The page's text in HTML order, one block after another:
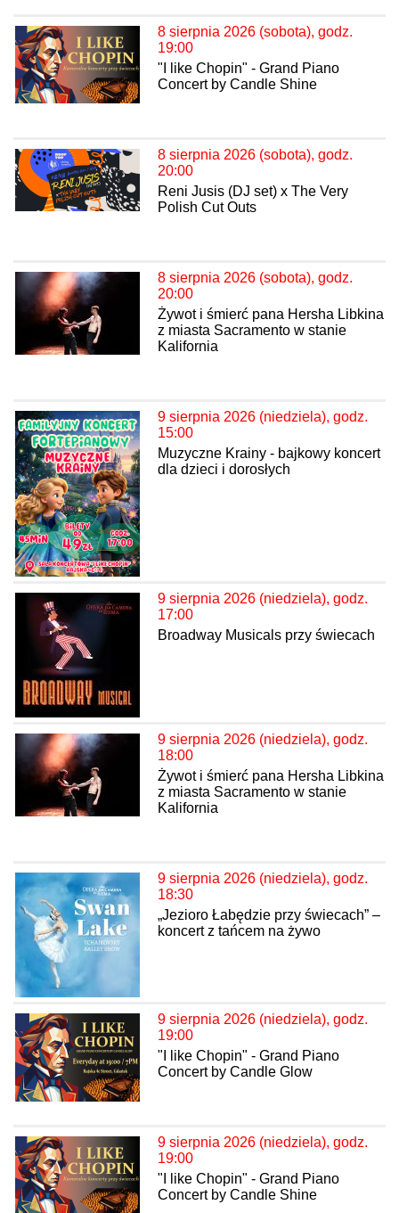
8 sierpnia 2026 (sobota), godz.
19:00
"I like Chopin" - Grand Piano
Concert by Candle Shine
8 sierpnia 2026 (sobota), godz.
20:00
Reni Jusis (DJ set) x The Very
Polish Cut Outs
8 sierpnia 2026 (sobota), godz.
20:00
Żywot i śmierć pana Hersha Libkina
z miasta Sacramento w stanie
Kalifornia
9 sierpnia 2026 (niedziela), godz.
15:00
Muzyczne Krainy - bajkowy koncert
dla dzieci i dorosłych
9 sierpnia 2026 (niedziela), godz.
17:00
Broadway Musicals przy świecach
9 sierpnia 2026 (niedziela), godz.
18:00
Żywot i śmierć pana Hersha Libkina
z miasta Sacramento w stanie
Kalifornia
9 sierpnia 2026 (niedziela), godz.
18:30
„Jezioro Łabędzie przy świecach” –
koncert z tańcem na żywo
9 sierpnia 2026 (niedziela), godz.
19:00
"I like Chopin" - Grand Piano
Concert by Candle Glow
9 sierpnia 2026 (niedziela), godz.
19:00
"I like Chopin" - Grand Piano
Concert by Candle Shine